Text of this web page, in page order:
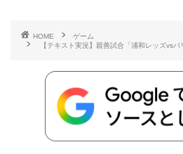
e
r
a o
t
HOME
ゲーム
【テキスト実況】親善試合「浦和レッズvsパ